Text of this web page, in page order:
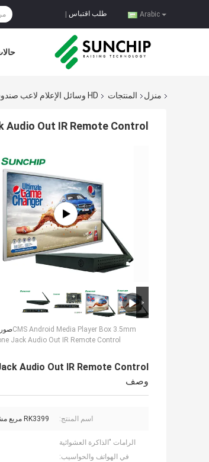
Arabic طلب اقتباس
منزل المنتجات HD وسائل الإعلام لاعب صندوق
Audio Out IR Remote Control
CMS Android Media Player Box 3.5mm
Jack Audio Out IR Remote Control
Audio Out IR Remote Control
وصف
اسم المنتج: RK3399 مربع مشغل وسائط الإشارات الرقمية
الرامات "الذاكرة العشوائية
في الهواتف والحواسيب: